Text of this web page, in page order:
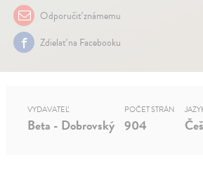
Odporučiť známemu
Zdielať na Facebooku
VYDAVATEĽ
Beta - Dobrovský
POČET STRÁN
904